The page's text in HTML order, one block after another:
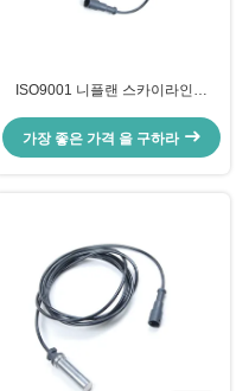
ISO9001 니플랜 스카이라인르
0015423318
가장 좋은 가격 을 구하라